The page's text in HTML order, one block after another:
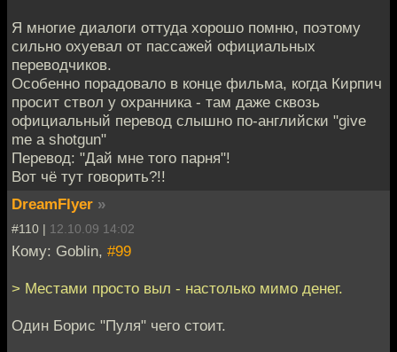
Я многие диалоги оттуда хорошо помню, поэтому
сильно охуевал от пассажей официальных
переводчиков.
Особенно порадовало в конце фильма, когда Кирпич
просит ствол у охранника - там даже сквозь
официальный перевод слышно по-английски "give
me a shotgun"
Перевод: "Дай мне того парня"!
Вот чё тут говорить?!!
DreamFlyer »
#110 | 12.10.09 14:02
Кому: Goblin, #99
> Местами просто выл - настолько мимо денег.
Один Борис "Пуля" чего стоит.